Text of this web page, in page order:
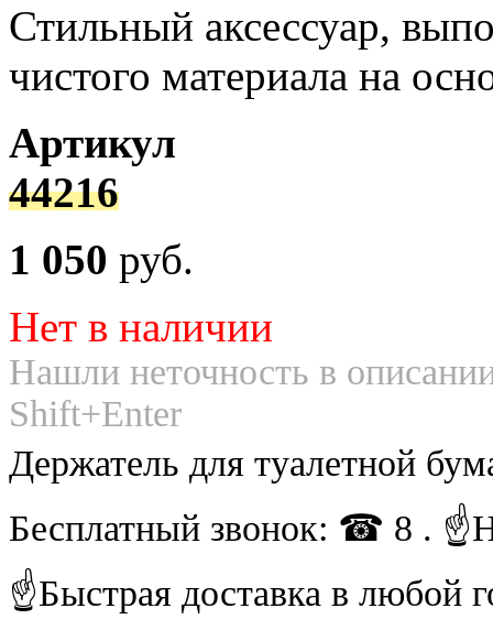
Стильный аксессуар,
чистого материала на
Артикул
44216
1 050 руб.
Нет в наличии
Нашли неточность в
Shift+Enter
Держатель для туалетной
Бесплатный звонок: ☎ 8 .
☝Быстрая доставка в любой